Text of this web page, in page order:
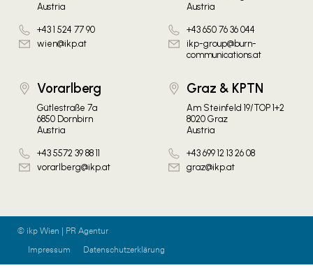
Austria
+43 1 524 77 90
wien@ikp.at
Austria
+43 650 76 36 044
ikp-group@burn-
communications.at
Vorarlberg
Gütlestraße 7a
6850 Dornbirn
Austria
+43 5572 39 88 11
vorarlberg@ikp.at
Graz & KPTN
Am Steinfeld 19/TOP 1+2
8020 Graz
Austria
+43 699 12 13 26 08
graz@ikp.at
© ikp Wien | PR Agentur
Impressum
Datenschutzerklärung